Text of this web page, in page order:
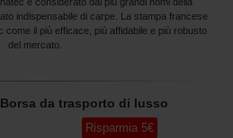
indispensabile di carpe. La stampa francese
come il più efficace, più affidabile e più robusto
del mercato.
da trasporto di lusso
Risparmia 5€